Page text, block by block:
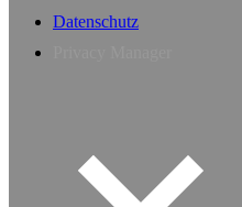
Datenschutz